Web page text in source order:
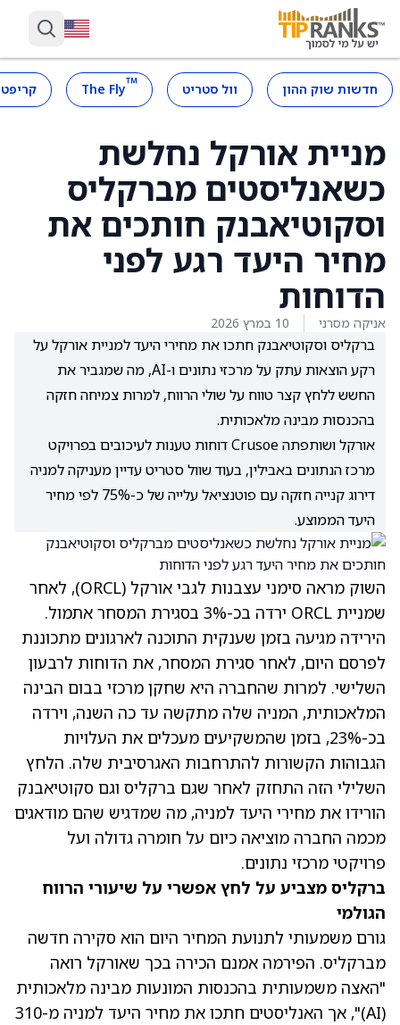
חדשות שוק ההון וול סטריט ™
The Fly
מניית אורקל נחלשת
כשאנליסטים מברקליס
וסקוטיאבנק חותכים את
מחיר היעד רגע לפני
הדוחות
אניקה מסרני 10 במרץ 2026
ברקליס וסקוטיאבנק חתכו את מחירי היעד למניית אורקל על
רקע הוצאות עתק על מרכזי נתונים ו-AI, מה שמגביר את
החשש ללחץ קצר טווח על שולי הרווח, למרות צמיחה חזקה
בהכנסות מבינה מלאכותית.
אורקל ושותפתה Crusoe דוחות טענות לעיכובים בפרויקט
מרכז הנתונים באבילין, בעוד שוול סטריט עדיין מעניקה למניה
דירוג קנייה חזקה עם פוטנציאל עלייה של כ-75% לפי מחיר
היעד הממוצע.
השוק מראה סימני עצבנות לגבי אורקל (ORCL)
, לאחר
שמניית ORCL ירדה בכ-3% בסגירת המסחר אתמול.
הירידה מגיעה בזמן שענקית התוכנה לארגונים מתכוננת
לפרסם היום, לאחר סגירת המסחר, את הדוחות לרבעון
השלישי. למרות שהחברה היא שחקן מרכזי בבום הבינה
המלאכותית, המניה שלה מתקשה עד כה השנה, וירדה
בכ-23%, בזמן שהמשקיעים מעכלים את העלויות
הגבוהות הקשורות להתרחבות האגרסיבית שלה. הלחץ
השלילי הזה התחזק לאחר שגם ברקליס וגם סקוטיאבנק
הורידו את מחירי היעד למניה, מה שמדגיש שהם מודאגים
מכמה החברה מוציאה כיום על חומרה גדולה ועל
פרויקטי מרכזי נתונים.
ברקליס מצביע על לחץ אפשרי על שיעורי הרווח
הגולמי
גורם משמעותי לתנועת המחיר היום הוא סקירה חדשה
מברקליס. הפירמה אמנם הכירה בכך שאורקל רואה
"האצה משמעותית בהכנסות המונעות מבינה מלאכותית
(AI)", אך האנליסטים חתכו את מחיר היעד למניה מ-310